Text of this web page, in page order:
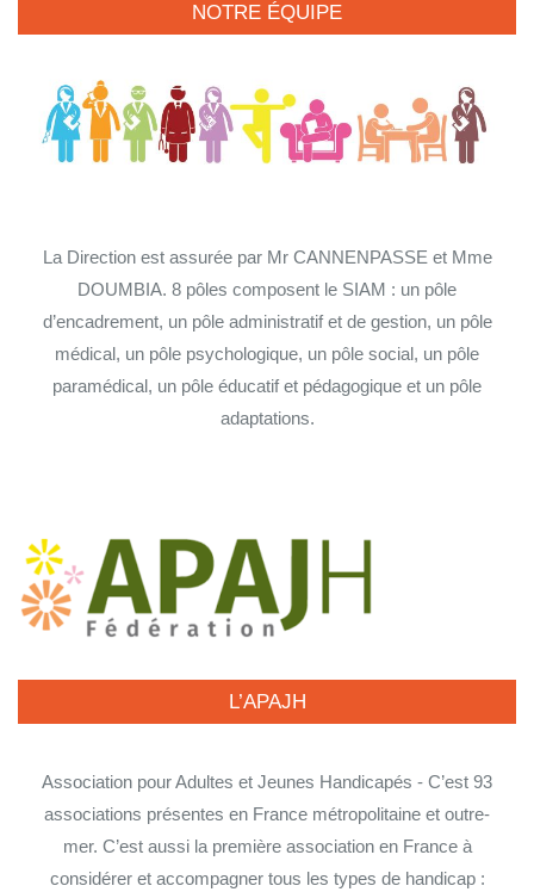
NOTRE ÉQUIPE
La Direction est assurée par Mr CANNENPASSE et Mme
DOUMBIA. 8 pôles composent le SIAM : un pôle
d’encadrement, un pôle administratif et de gestion, un pôle
médical, un pôle psychologique, un pôle social, un pôle
paramédical, un pôle éducatif et pédagogique et un pôle
adaptations.
L’APAJH
Association pour Adultes et Jeunes Handicapés - C’est 93
associations présentes en France métropolitaine et outre-
mer. C’est aussi la première association en France à
considérer et accompagner tous les types de handicap :